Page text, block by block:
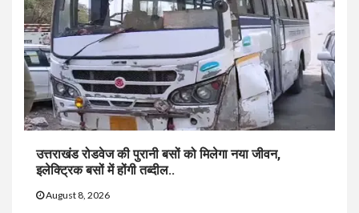
उत्तराखंड रोडवेज की पुरानी बसों को मिलेगा नया जीवन,
इलेक्ट्रिक बसों में होंगी तब्दील..
August 8, 2026